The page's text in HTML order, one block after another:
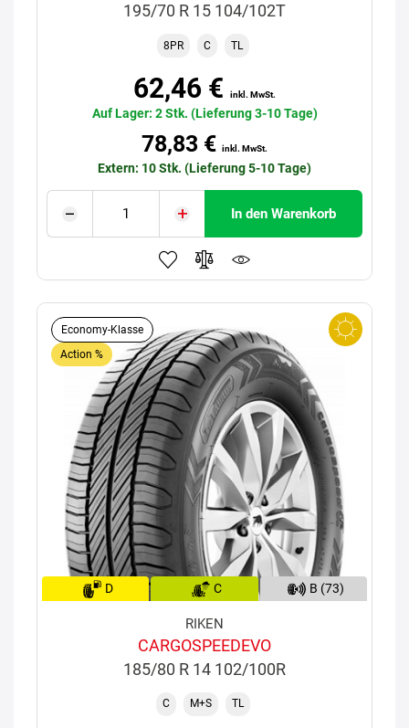
195/70 R 15 104/102T
8PR C TL
62,46 € inkl. MwSt.
Auf Lager: 2 Stk. (Lieferung 3-10 Tage)
78,83 € inkl. MwSt.
Extern: 10 Stk. (Lieferung 5-10 Tage)
In den Warenkorb
Economy-Klasse
Action %
D C B (73)
RIKEN
CARGOSPEEDEVO
185/80 R 14 102/100R
C M+S TL